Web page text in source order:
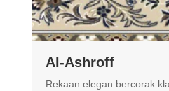
Al-Ashroff
Rekaan elegan bercorak